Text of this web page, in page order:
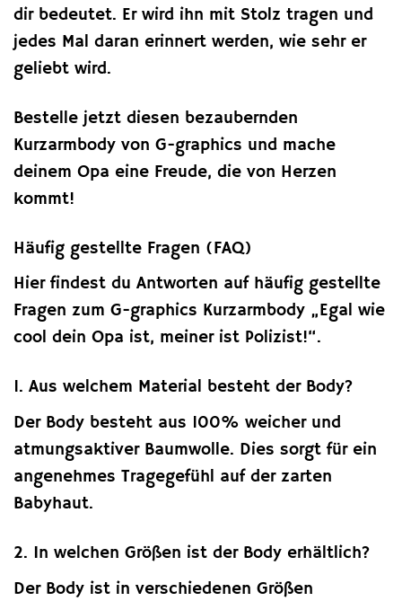
dir bedeutet. Er wird ihn mit Stolz tragen und
jedes Mal daran erinnert werden, wie sehr er
geliebt wird.
Bestelle jetzt diesen bezaubernden
Kurzarmbody von G-graphics und mache
deinem Opa eine Freude, die von Herzen
kommt!
Häufig gestellte Fragen (FAQ)
Hier findest du Antworten auf häufig gestellte
Fragen zum G-graphics Kurzarmbody „Egal wie
cool dein Opa ist, meiner ist Polizist!“.
1. Aus welchem Material besteht der Body?
Der Body besteht aus 100% weicher und
atmungsaktiver Baumwolle. Dies sorgt für ein
angenehmes Tragegefühl auf der zarten
Babyhaut.
2. In welchen Größen ist der Body erhältlich?
Der Body ist in verschiedenen Größen